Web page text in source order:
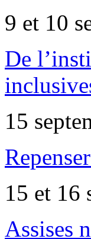
9 et 10
De
15
15 et 16
Assises